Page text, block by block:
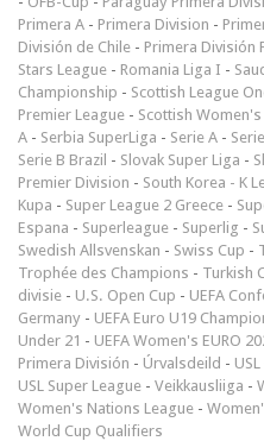
Primera A - Primera Division -
División de Chile - Primera División
Stars League - Romania Liga I -
Championship - Scottish League
Premier League - Scottish
A - Serbia SuperLiga - Serie A -
Serie B Brazil - Slovak Super Liga -
Premier Division - South Korea - K
Kupa - Super League 2 Greece -
Espana - Superleague - Superlig -
Swedish Allsvenskan - Swiss Cup -
Trophée des Champions - Turkish
divisie - U.S. Open Cup - UEFA
Germany - UEFA Euro U19
Under 21 - UEFA Women's EURO
Primera División - Úrvalsdeild -
USL Super League - Veikkausliiga -
Women's Nations League -
World Cup Qualifiers